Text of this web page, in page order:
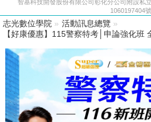
智基科技開發股份有限公司彰化分公司附設私
1060197404號
志光數位學院 » 活動訊息總覽 »
【好康優惠】115警察特考│申論強化班